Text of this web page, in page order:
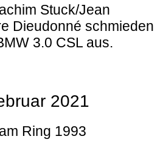
Stuck/Jean
Dieudonné schmieden
3.0 CSL aus.
2021
Ring 1993